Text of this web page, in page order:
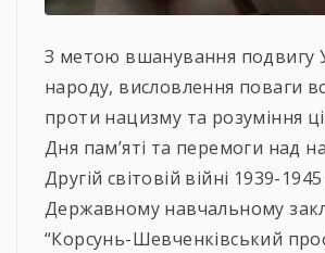
З метою вшанування подвигу
народу, висловлення поваги
проти нацизму та розуміння
Дня пам’яті та перемоги над
Другій світовій війні 1939-
Державному навчальному
“Корсунь-Шевченківський